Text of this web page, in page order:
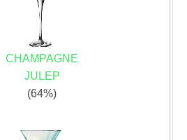
CHAMPAGNE
JULEP
(64%)